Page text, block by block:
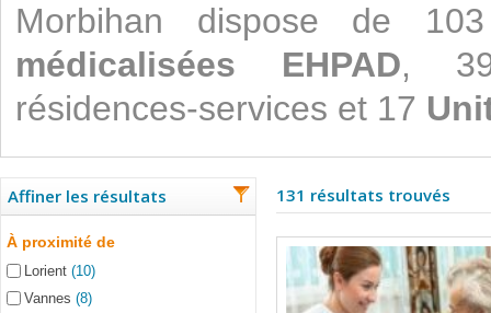
Morbihan dispose de
médicalisées
EHPAD, 39
résidences-services et 17
Affiner les résultats
À proximité de
Lorient (10)
Vannes (8)
131 résultats trouvés